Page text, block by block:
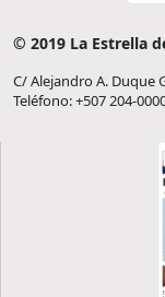
© 2019 La Estrella
C/ Alejandro A. Duque
Teléfono: +507 204-